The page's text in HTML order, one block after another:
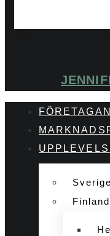
Sverige
Finland